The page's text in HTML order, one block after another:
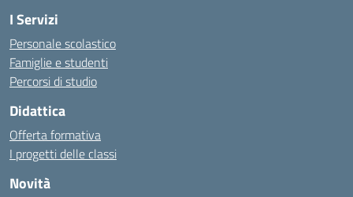
I Servizi
Personale scolastico
Famiglie e studenti
Percorsi di studio
Didattica
Offerta formativa
I progetti delle classi
Novità